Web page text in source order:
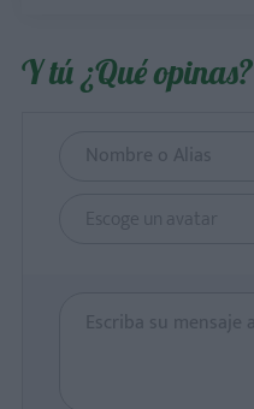
Y tú ¿Qué opinas?
Escoge un avatar